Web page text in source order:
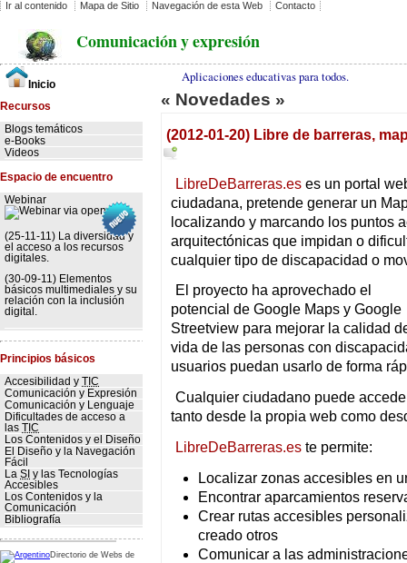
Ir al contenido Mapa de Sitio Navegación de esta Web Contacto
Comunicación y expresión
Aplicaciones educativas para todos.
Inicio
Recursos
Blogs temáticos
e-Books
Videos
Espacio de encuentro
Webinar
(25-11-11) La diversidad y
el acceso a los recursos
digitales.
(30-09-11) Elementos
básicos multimediales y su
relación con la inclusión
digital.
Principios básicos
Accesibilidad y TIC
Comunicación y Expresión
Comunicación y Lenguaje
Dificultades de acceso a
las TIC
Los Contenidos y el Diseño
El Diseño y la Navegación
Fácil
La SI y las Tecnologías
Accesibles
Los Contenidos y la
Comunicación
Bibliografía
Directorio de Webs de
« Novedades »
(2012-01-20) Libre de barreras,
LibreDeBarreras.eses un portal
ciudadana, pretende generar un
localizando y marcando los puntos
arquitectónicas que impidan o
cualquier tipo de discapacidad o
El proyecto ha aprovechado el
potencial de Google Maps y Google
Streetview para mejorar la calidad
vida de las personas con
usuarios puedan usarlo de forma
Cualquier ciudadano puede
tanto desde la propia web como
LibreDeBarreras.es te permite:
Localizar zonas accesibles en
Encontrar aparcamientos
Crear rutas accesibles
creado otros
Comunicar a las